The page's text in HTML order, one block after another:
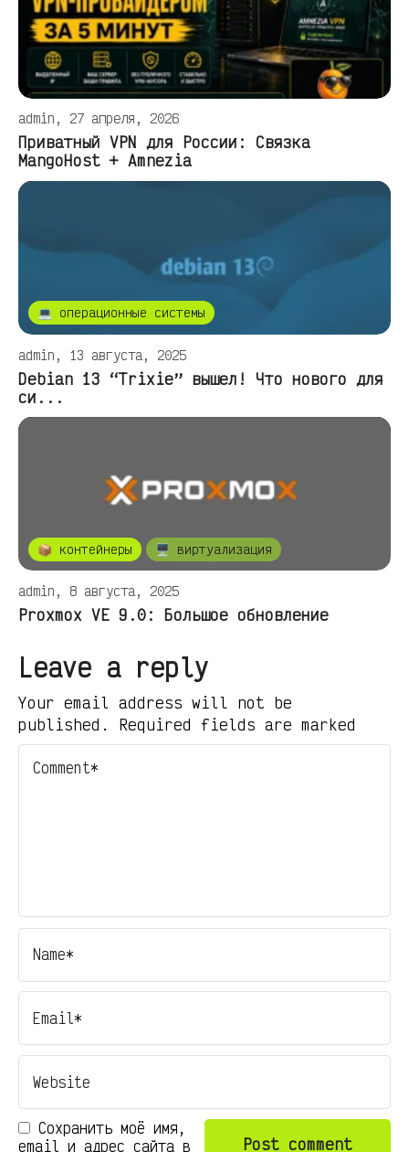
admin, 27 апреля, 2026
Приватный VPN для России: Связка
MangoHost + Amnezia
💻 операционные системы
admin, 13 августа, 2025
Debian 13 “Trixie” вышел! Что нового для
си...
📦 контейнеры 🖥️ виртуализация
admin, 8 августа, 2025
Proxmox VE 9.0: Большое обновление
Leave a reply
Your email address will not be
published. Required fields are marked
Сохранить моё имя,
email и адрес сайта в